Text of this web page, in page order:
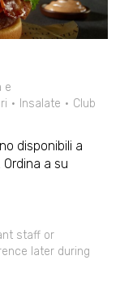
e
Insalate
Club
disponibili a
a su
staff or
later during